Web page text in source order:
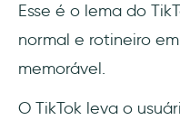
Esse é o lema do
normal e rotineiro
memorável.
O TikTok leva o